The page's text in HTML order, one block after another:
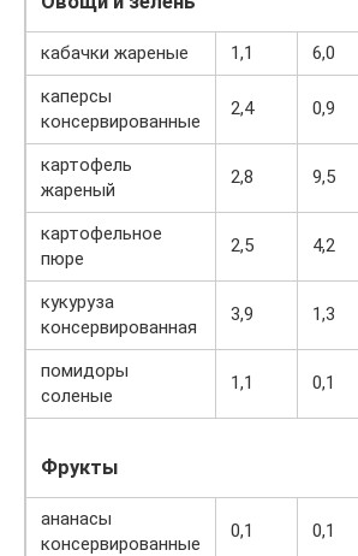
кабачки жареные 1,1 6,0
каперсы
консервированные
2,4 0,9
картофель
жареный
2,8 9,5
картофельное
пюре
2,5 4,2
кукуруза
консервированная
3,9 1,3
помидоры
соленые
1,1 0,1
Фрукты
ананасы
консервированные
0,1 0,1